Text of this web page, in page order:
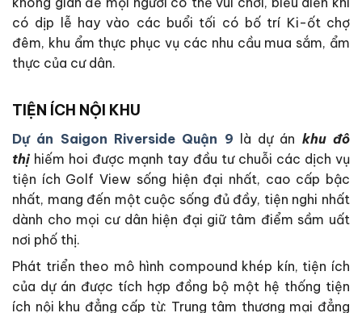
có dịp lễ hay vào các buổi tối có bố trí Ki-ốt chợ
đêm, khu ẩm thực phục vụ các nhu cầu mua sắm, ẩm
thực của cư dân.
TIỆN ÍCH NỘI KHU
Dự án Saigon Riverside Quận 9 là dự án khu đô
thị hiếm hoi được mạnh tay đầu tư chuỗi các dịch vụ
tiện ích Golf View sống hiện đại nhất, cao cấp bậc
nhất, mang đến một cuộc sống đủ đầy, tiện nghi nhất
dành cho mọi cư dân hiện đại giữ tâm điểm sầm uất
nơi phố thị.
Phát triển theo mô hình compound khép kín, tiện ích
của dự án được tích hợp đồng bộ một hệ thống tiện
ích nội khu đẳng cấp từ: Trung tâm thương mại đẳng